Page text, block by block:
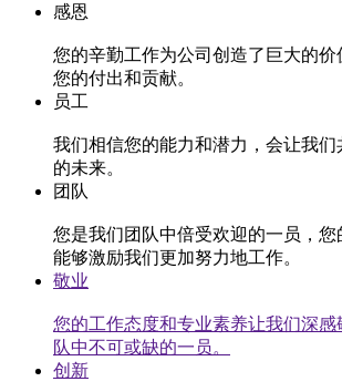
感恩
您的辛勤工作为公司创造了巨大的价
您的付出和贡献。
员工
我们相信您的能力和潜力，会让我
的未来。
团队
您是我们团队中倍受欢迎的一员，您
能够激励我们更加努力地工作。
敬业
您的工作态度和专业素养让我们深感
队中不可或缺的一员。
创新